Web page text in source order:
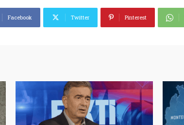
Facebook Twitter Pinterest